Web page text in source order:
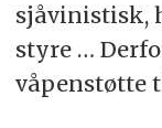
sjåvinistisk,
styre …
våpenstøtte